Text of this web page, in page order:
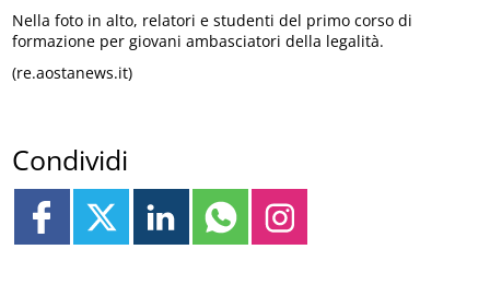
Nella foto in alto, relatori e studenti del primo corso di
formazione per giovani ambasciatori della legalità.
(re.aostanews.it)
Condividi